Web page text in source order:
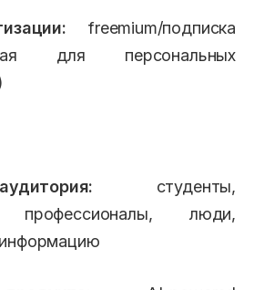
freemium/подписка
для персональных
студенты,
профессионалы, люди,